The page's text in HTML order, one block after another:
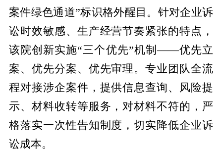
案件绿色通道”标识格外醒目。针对企业诉
讼时效敏感、生产经营节奏紧张的特点，
该院创新实施“三个优先”机制——优先立
案、优先分案、优先审理。专业团队全流
程对接涉企案件，提供信息查询、风险提
示、材料收转等服务，对材料不符的，严
格落实一次性告知制度，切实降低企业诉
讼成本。